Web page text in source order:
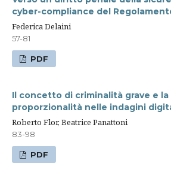
cyber-compliance del
Federica Delaini
57-81
PDF
Il concetto di criminalità grave e la
proporzionalità nelle indagini
Roberto Flor, Beatrice Panattoni
83-98
PDF